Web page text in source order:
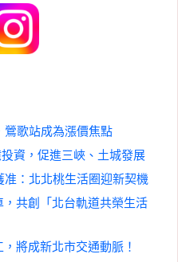
歌站成為漲價焦點
資，促進三峽、土城發展
：北北桃生活圈迎新契機
共創「北台軌道共榮生活
將成新北市交通動脈！